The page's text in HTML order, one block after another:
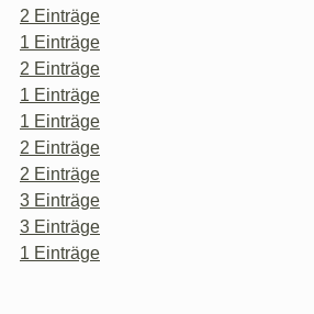
2 Einträge
1 Einträge
2 Einträge
1 Einträge
1 Einträge
2 Einträge
2 Einträge
3 Einträge
3 Einträge
1 Einträge